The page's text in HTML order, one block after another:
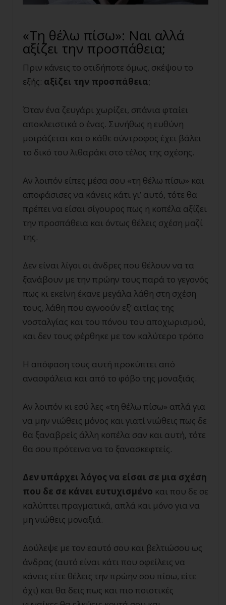
«Τη θέλω πίσω»: Ναι αλλά
αξίζει την προσπάθεια;
Πριν κάνεις το οτιδήποτε όμως, σκέψου το
εξής: αξίζει την προσπάθεια;
Όταν ένα ζευγάρι χωρίζει, σπάνια φταίει
αποκλειστικά ο ένας. Συνήθως η ευθύνη
μοιράζεται και ο κάθε σύντροφος έχει βάλει
το δικό του λιθαράκι στο τέλος της σχέσης.
Αν λοιπόν είπες μέσα σου «τη θέλω πίσω» και
αποφάσισες να κάνεις κάτι γι’ αυτό, τότε θα
πρέπει να είσαι σίγουρος πως η κοπέλα αξίζει
την προσπάθεια και όντως θέλεις σχέση μαζί
της.
Δεν είναι λίγοι οι άνδρες που θέλουν να τα
ξανάβουν με την πρώην τους παρά το γεγονός
πως κι εκείνη έκανε μεγάλα λάθη στη σχέση
τους, λάθη που αγνοούν εξ’ αιτίας της
νοσταλγίας και του πόνου του αποχωρισμού,
και δεν τους φέρθηκε με τον καλύτερο τρόπο
Η απόφαση τους αυτή προκύπτει από
ανασφάλεια και από το φόβο της μοναξιάς.
Αν λοιπόν κι εσύ λες «τη θέλω πίσω» απλά για
να μην νιώθεις μόνος και γιατί νιώθεις πως δε
θα ξαναβρείς άλλη κοπέλα σαν και αυτή, τότε
θα σου πρότεινα να το ξανασκεφτείς.
Δεν υπάρχει λόγος να είσαι σε μια σχέση
που δε σε κάνει ευτυχισμένο και που δε σε
καλύπτει πραγματικά, απλά και μόνο για να
μη νιώθεις μοναξιά.
Δούλεψε με τον εαυτό σου και βελτιώσου ως
άνδρας (αυτό είναι κάτι που οφείλεις να
κάνεις είτε θέλεις την πρώην σου πίσω, είτε
όχι) και θα δεις πως και πιο ποιοτικές